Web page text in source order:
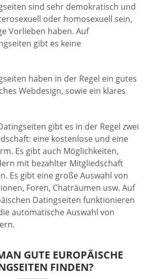
sind sehr demokratisch und
oder homosexuell sein,
Vorlieben haben. Auf
gibt es keine
haben in der Regel ein gutes
Webdesign, sowie ein klares
gibt es in der Regel zwei
eine kostenlose und eine
Es gibt auch Möglichkeiten,
mit bezahlter Mitgliedschaft
Es gibt eine große Auswahl von
Foren, Chaträumen usw. Auf
Datingseiten funktionieren
automatische Auswahl von
GUTE EUROPÄISCHE
FINDEN?